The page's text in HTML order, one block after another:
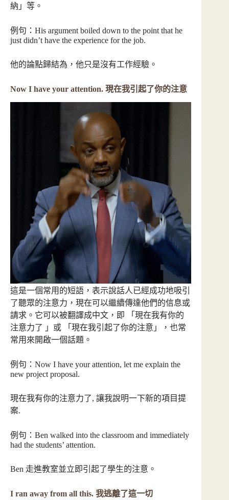
納」等。
例句：His argument boiled down to the point that he
just didn’t have the experience for the job.
他的論點歸結為，他只是沒有工作經驗。
Now I have your attention. 現在我引起了你的注意
這是一個常用的短語，表示說話人已經成功地吸引
了聽眾的注意力，現在可以繼續傳達他們的信息或
請求。它可以被翻譯成中文，即 「現在我有你的
注意力了 」或 「現在我引起了你的注意」，也常
常用來開啟一個話題。
例句：Now I have your attention, let me explain the
new project proposal.
現在我有你的注意力了, 讓我說明一下新的項目提
案.
例句：Ben walked into the classroom and immediately
had the students’ attention.
Ben 走進教室並立即引起了學生的注意。
I ran away from all this. 我逃離了這一切